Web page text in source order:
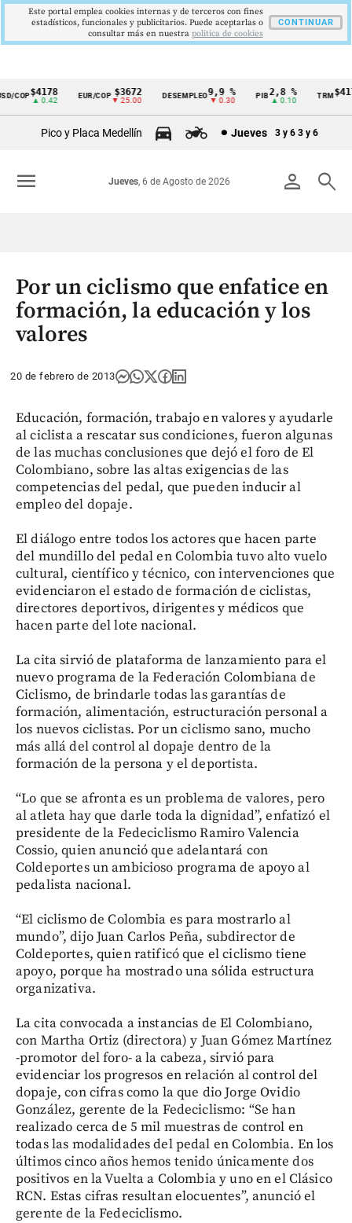
Cintillo
Colombia
COP$4178
▲ 0.42
EUR/COP $3672
▼ 25.00
DESEMPLEO 9,9 %
▼ 0.30
PIB2,8 %
▲ 0.10
TRM
Pico y Placa Medellín Jueves 3 y 6 3 y 6
person search
Jueves, 6 de Agosto de 2026
menu
Por un ciclismo que enfatice en
formación, la educación y los
valores
20 de febrero de 2013
Educación, formación, trabajo en valores y ayudarle
al ciclista a rescatar sus condiciones, fueron algunas
de las muchas conclusiones que dejó el foro de El
Colombiano, sobre las altas exigencias de las
competencias del pedal, que pueden inducir al
empleo del dopaje.
El diálogo entre todos los actores que hacen parte
del mundillo del pedal en Colombia tuvo alto vuelo
cultural, científico y técnico, con intervenciones que
evidenciaron el estado de formación de ciclistas,
directores deportivos, dirigentes y médicos que
hacen parte del lote nacional.
La cita sirvió de plataforma de lanzamiento para el
nuevo programa de la Federación Colombiana de
Ciclismo, de brindarle todas las garantías de
formación, alimentación, estructuración personal a
los nuevos ciclistas. Por un ciclismo sano, mucho
más allá del control al dopaje dentro de la
formación de la persona y el deportista.
“Lo que se afronta es un problema de valores, pero
al atleta hay que darle toda la dignidad”, enfatizó el
presidente de la Fedeciclismo Ramiro Valencia
Cossio, quien anunció que adelantará con
Coldeportes un ambicioso programa de apoyo al
pedalista nacional.
“El ciclismo de Colombia es para mostrarlo al
mundo”, dijo Juan Carlos Peña, subdirector de
Coldeportes, quien ratificó que el ciclismo tiene
apoyo, porque ha mostrado una sólida estructura
organizativa.
La cita convocada a instancias de El Colombiano,
con Martha Ortiz (directora) y Juan Gómez Martínez
-promotor del foro- a la cabeza, sirvió para
evidenciar los progresos en relación al control del
dopaje, con cifras como la que dio Jorge Ovidio
González, gerente de la Fedeciclismo: “Se han
realizado cerca de 5 mil muestras de control en
todas las modalidades del pedal en Colombia. En los
últimos cinco años hemos tenido únicamente dos
positivos en la Vuelta a Colombia y uno en el Clásico
RCN. Estas cifras resultan elocuentes”, anunció el
gerente de la Fedeciclismo.
Este portal emplea cookies internas y de terceros con fines
estadísticos, funcionales y publicitarios. Puede aceptarlas o
consultar más en nuestra politica de cookies
CONTINUAR